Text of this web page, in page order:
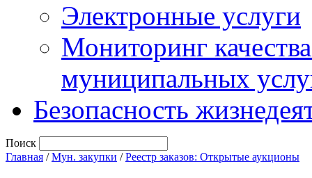
Электронные услуги
Мониторинг
муниципальных
Безопасность
Поиск
Главная /Мун. закупки /Реестр заказов: Открытые аукционы